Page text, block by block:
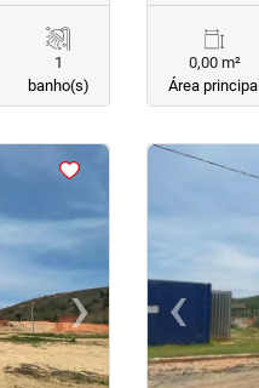
1
banho(s)
0,00 m²
Área principal
›Next
< <
‹Previous